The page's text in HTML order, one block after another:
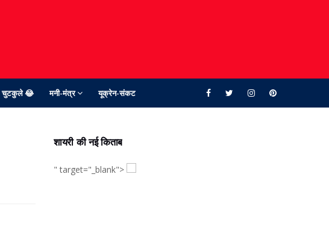
चुटकुले 😂 मनी-मंत्र यूक्रेन-संकट
शायरी की नई किताब
" target="_blank">